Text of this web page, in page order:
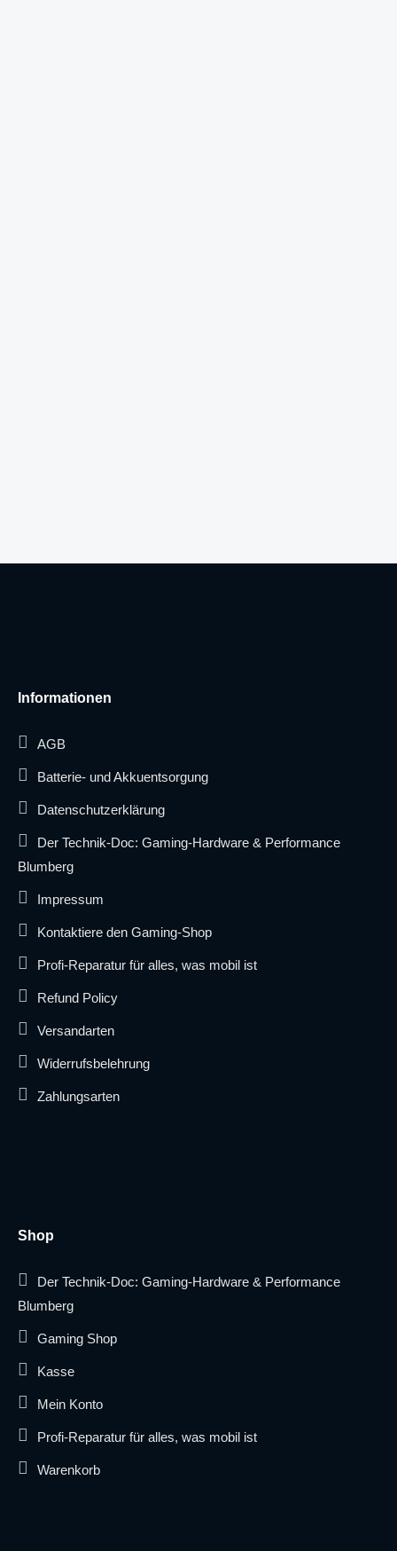
Informationen
AGB
Batterie- und Akkuentsorgung
Datenschutzerklärung
Der Technik-Doc: Gaming-Hardware & Performance
Blumberg
Impressum
Kontaktiere den Gaming-Shop
Profi-Reparatur für alles, was mobil ist
Refund Policy
Versandarten
Widerrufsbelehrung
Zahlungsarten
Shop
Der Technik-Doc: Gaming-Hardware & Performance
Blumberg
Gaming Shop
Kasse
Mein Konto
Profi-Reparatur für alles, was mobil ist
Warenkorb